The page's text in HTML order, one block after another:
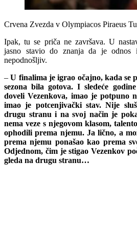
Crvena Zvezda v Olympiacos Piraeus
Ipak, tu se priča ne završava. U
jasno stavio do znanja da je odnos
nepodnošljiv.
–U finalima je igrao očajno, kada se
sezona bila gotova. I sledeće
doveli Vezenkova, imao je potpuno
imao je potcenjivački stav. Nije
drugu stranu i na svoj način je
nema veze s njegovom klasom,
ophodili prema njemu. Ja lično, a
prema njemu ponašao kao prema
Odjednom, čim je stigao Vezenkov
gleda na drugu stranu…